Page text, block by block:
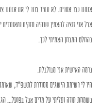
אנחנו כבר אחרים. לא תמיד ברור לי אם אנחנו
אבל אני רוצה להאמין שנהיה חזקים
בהחלט המבחן האמיתי לכך.
ברמה האישית אני מבולבלת.
היו לי רשימת הישגים מסודרת לתשפ"ד,
בשמחת תורה ועליתי על מדים אבל בפועל...